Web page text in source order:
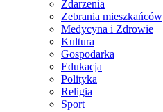
Zdarzenia
Zebrania mieszkańców
Medycyna i Zdrowie
Kultura
Gospodarka
Edukacja
Polityka
Religia
Sport